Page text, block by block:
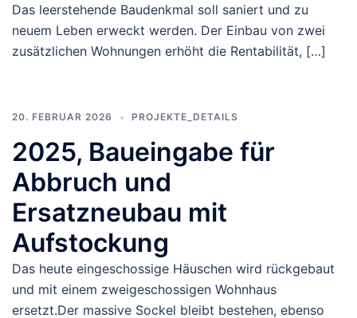
Das leerstehende Baudenkmal soll saniert und zu
neuem Leben erweckt werden. Der Einbau von zwei
zusätzlichen Wohnungen erhöht die Rentabilität, […]
20. FEBRUAR 2026 PROJEKTE_DETAILS
2025, Baueingabe für
Abbruch und
Ersatzneubau mit
Aufstockung
Das heute eingeschossige Häuschen wird rückgebaut
und mit einem zweigeschossigen Wohnhaus
ersetzt.Der massive Sockel bleibt bestehen, ebenso